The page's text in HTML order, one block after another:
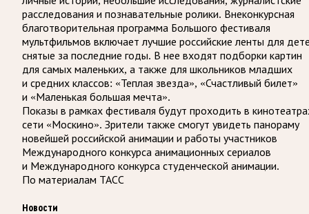
расследования и познавательные ролики. Внеконкурсная
благотворительная программа Большого фестиваля
мультфильмов включает лучшие российские ленты для
снятые за последние годы. В нее входят подборки картин
для самых маленьких, а также для школьников младших
и средних классов: «Теплая звезда», «Счастливый билет»
и «Маленькая большая мечта».
Показы в рамках фестиваля будут проходить в
сети «Москино». Зрители также смогут увидеть панораму
новейшей российской анимации и работы участников
Международного конкурса анимационных сериалов
и Международного конкурса студенческой анимации.
По материалам ТАСС
Новости